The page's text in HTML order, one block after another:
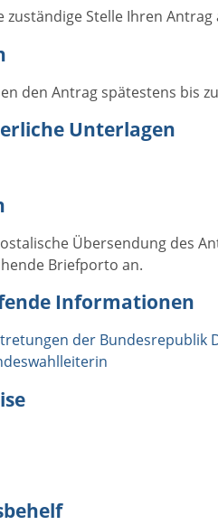
zuständige Stelle Ihren
den Antrag spätestens bis
Unterlagen
Übersendung des
Briefporto an.
Informationen
der Bundesrepublik